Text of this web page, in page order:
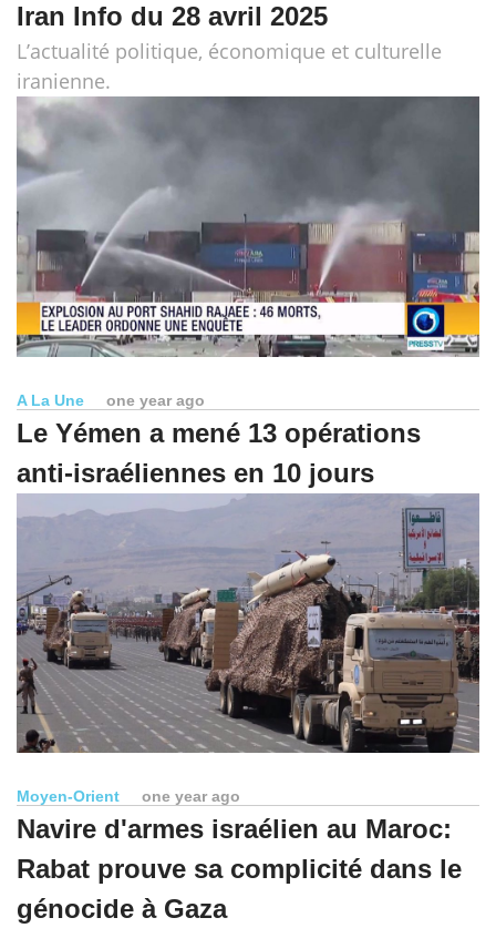
Iran Info du 28 avril 2025
L’actualité politique, économique et culturelle
iranienne.
A La Une one year ago
Le Yémen a mené 13 opérations
anti-israéliennes en 10 jours
Moyen-Orient one year ago
Navire d'armes israélien au Maroc:
Rabat prouve sa complicité dans le
génocide à Gaza